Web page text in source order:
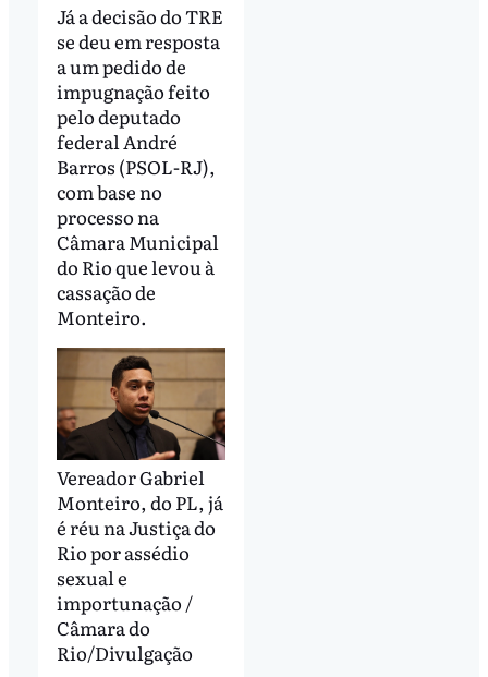
Já a decisão do TRE
se deu em resposta
a um pedido de
impugnação feito
pelo deputado
federal André
Barros (PSOL-RJ),
com base no
processo na
Câmara Municipal
do Rio que levou à
cassação de
Monteiro.
Vereador Gabriel
Monteiro, do PL, já
é réu na Justiça do
Rio por assédio
sexual e
importunação /
Câmara do
Rio/Divulgação